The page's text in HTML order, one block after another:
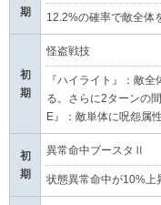
期
12.2%の確率で敵全体
初
期
怪盗戦技
『ハイライト』：敵
る。さらに2ターンの
E』：敵単体に呪怨属
初
期
異常命中ブースタⅡ
状態異常命中が10%上